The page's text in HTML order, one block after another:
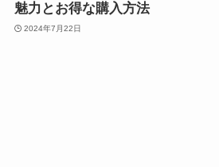
魅力とお得な購入方法
2024年7月22日